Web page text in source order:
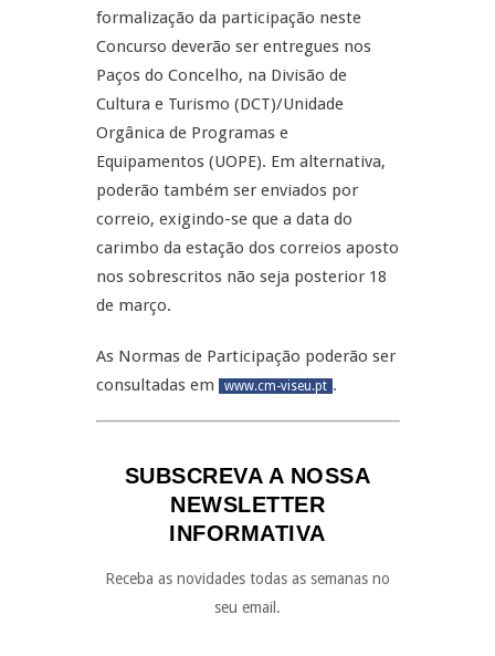
formalização da participação neste
Concurso deverão ser entregues nos
Paços do Concelho, na Divisão de
Cultura e Turismo (DCT)/Unidade
Orgânica de Programas e
Equipamentos (UOPE). Em alternativa,
poderão também ser enviados por
correio, exigindo-se que a data do
carimbo da estação dos correios aposto
nos sobrescritos não seja posterior 18
de março.
As Normas de Participação poderão ser
consultadas em
www.cm-viseu.pt .
SUBSCREVA A NOSSA
NEWSLETTER
INFORMATIVA
Receba as novidades todas as semanas no
seu email.